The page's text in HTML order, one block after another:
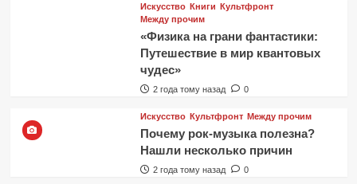
Искусство Книги Культфронт
Между прочим
«Физика на грани фантастики:
Путешествие в мир квантовых
чудес»
2 года тому назад 0
Искусство Культфронт Между прочим
Почему рок-музыка полезна?
Нашли несколько причин
2 года тому назад 0